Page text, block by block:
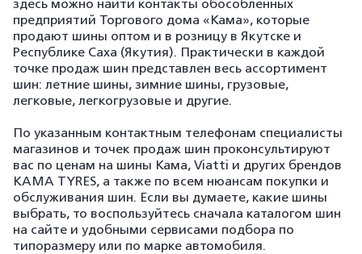
здесь можно найти контакты обособленных
предприятий Торгового дома «Кама», которые
продают шины оптом и в розницу в Якутске и
Республике Саха (Якутия). Практически в каждой
точке продаж шин представлен весь ассортимент
шин: летние шины, зимние шины, грузовые,
легковые, легкогрузовые и другие.
По указанным контактным телефонам специалисты
магазинов и точек продаж шин проконсультируют
вас по ценам на шины Кама, Viatti и других брендов
KAMA TYRES, а также по всем нюансам покупки и
обслуживания шин. Если вы думаете, какие шины
выбрать, то воспользуйтесь сначала каталогом шин
на сайте и удобными сервисами подбора по
типоразмеру или по марке автомобиля.